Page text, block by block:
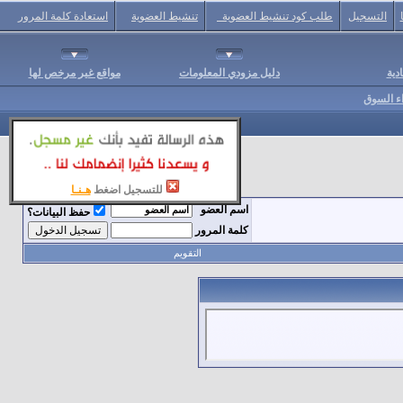
للتسجيل اضغط هـنـا
التسجيل طلب كود تنشيط العضوية تنشيط العضوية استعادة كلمة المرور
دليل مزودي المعلومات مواقع غير مرخص لها
السوق
اسم العضو
حفظ البيانات؟
كلمة المرور
التقويم